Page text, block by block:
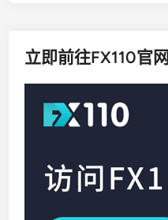
立即前往FX110官网